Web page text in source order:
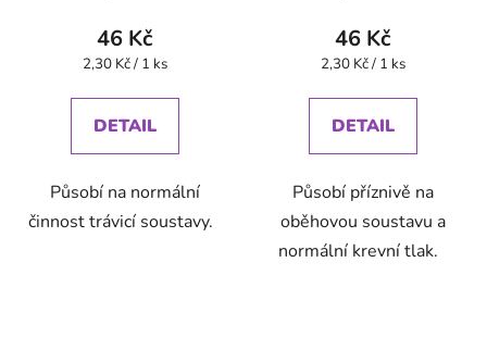
46 Kč
Měrná
2,30 Kč / 1 ks
DETAIL
Působí na normální
činnost trávicí soustavy.
46 Kč
Měrná
2,30 Kč / 1 ks
DETAIL
Působí příznivě na
oběhovou soustavu a
normální krevní tlak.